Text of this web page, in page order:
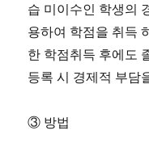
습 미이수인 학생의
용하여 학점을 취득
한 학점취득 후에도
등록 시 경제적 부담
③ 방법